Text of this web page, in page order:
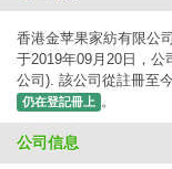
香港金苹果家紡有限公
于2019年09月20日，公
公司). 該公司從註冊至
仍在登記冊上 。
公司信息